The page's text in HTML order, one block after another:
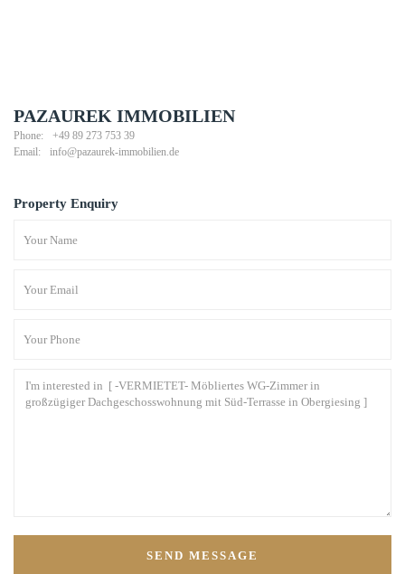
PAZAUREK IMMOBILIEN
Phone:
+49 89 273 753 39
Email:
info@pazaurek-immobilien.de
Property Enquiry